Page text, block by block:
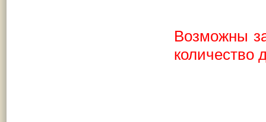
Возможны
количество